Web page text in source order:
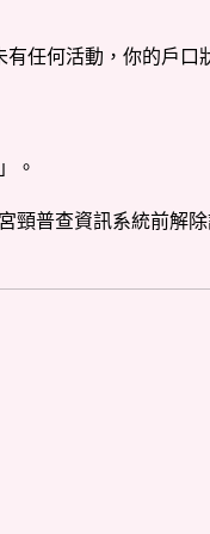
任何活動，你的戶